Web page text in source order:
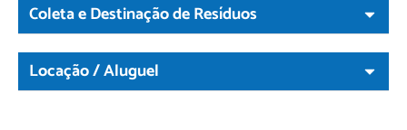
Coleta e Destinação de Resíduos
Locação / Aluguel